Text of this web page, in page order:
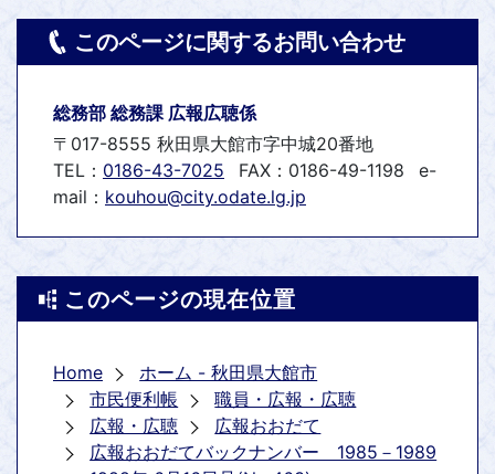
このページに関するお問い合わせ
総務部 総務課 広報広聴係
〒017-8555 秋田県大館市字中城20番地
TEL： 0186-43-7025 FAX：0186-49-1198
e-
mail： kouhou@city.odate.lg.jp
このページの現在位置
Home
ホーム - 秋田県大館市
市民便利帳
職員・広報・広聴
広報・広聴
広報おおだて
広報おおだてバックナンバー 1985－1989